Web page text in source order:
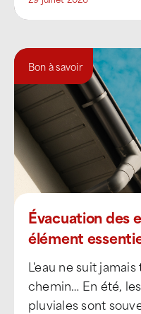
Bon à savoir
Évacuation des
élément
toiture à Béziers
L'eau ne suit
chemin… En été,
pluviales sont